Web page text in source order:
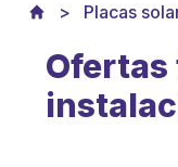
Placas